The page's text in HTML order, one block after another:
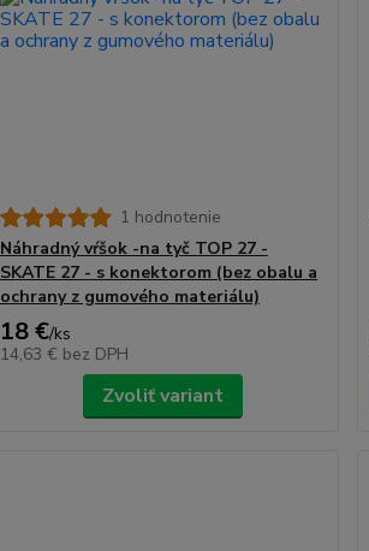
1 hodnotenie
Náhradný vŕšok -na tyč TOP 27 -
SKATE 27 - s konektorom (bez obalu a
ochrany z gumového materiálu)
18 €/ks
14,63 € bez DPH
Zvoliť variant